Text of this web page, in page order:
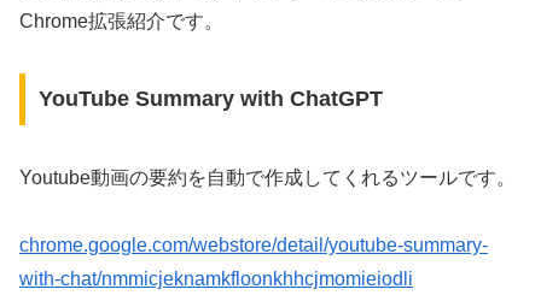
Chrome拡張紹介です。
YouTube Summary with ChatGPT
Youtube動画の要約を自動で作成してくれるツールです。
chrome.google.com/webstore/detail/youtube-summary-
with-chat/nmmicjeknamkfloonkhhcjmomieiodli